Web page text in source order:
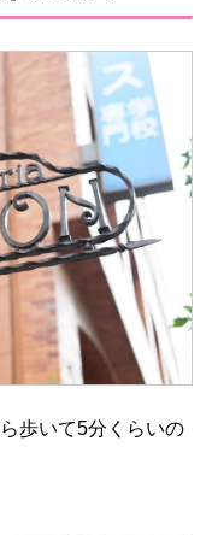
歩いて5分くらいの